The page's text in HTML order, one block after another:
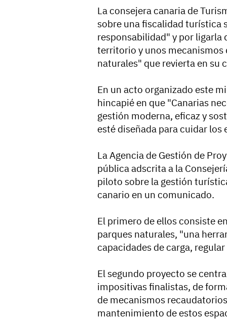
La consejera canaria de
sobre una fiscalidad turística
responsabilidad" y por
territorio y unos mecanismos
naturales" que revierta en su
En un acto organizado este
hincapié en que "Canarias
gestión moderna, eficaz y
esté diseñada para cuidar
La Agencia de Gestión de
pública adscrita a la
piloto sobre la gestión
canario en un comunicado.
El primero de ellos consiste
parques naturales, "una
capacidades de carga,
El segundo proyecto se
impositivas finalistas, de
de mecanismos
mantenimiento de estos